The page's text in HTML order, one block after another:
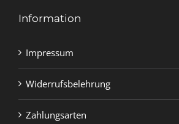
Information
Impressum
Widerrufsbelehrung
Zahlungsarten